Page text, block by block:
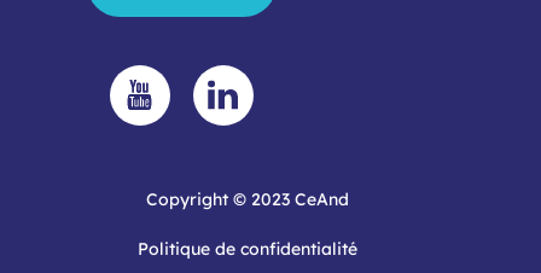
Copyright © 2023 CeAnd
Politique de confidentialité